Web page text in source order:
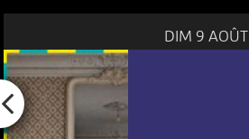
DIM 9 AOÛT